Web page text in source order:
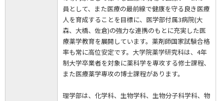
員として、また医療の最前線で健康を守る良き医療
人を育成することを目標に、医学部付属3病院(大
森、大橋、佐倉)の強力な連携のもとに充実した医
療薬学教育を展開しています。薬剤師国家試験合格
率も常に高位安定です。大学院薬学研究科は、4年
制大学卒業者を対象に薬科学を専攻する修士課程、
また医療薬学専攻の博士課程があります。
理学部は、化学科、生物学科、生物分子科学科、物